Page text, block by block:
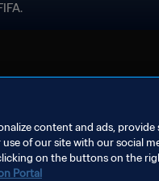
content and ads,
of our site with our social
on the buttons on the
Portal